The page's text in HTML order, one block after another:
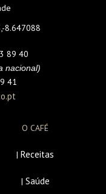
8.647088
89 40
nacional)
41
O CAFÉ
| Receitas
| Saúde